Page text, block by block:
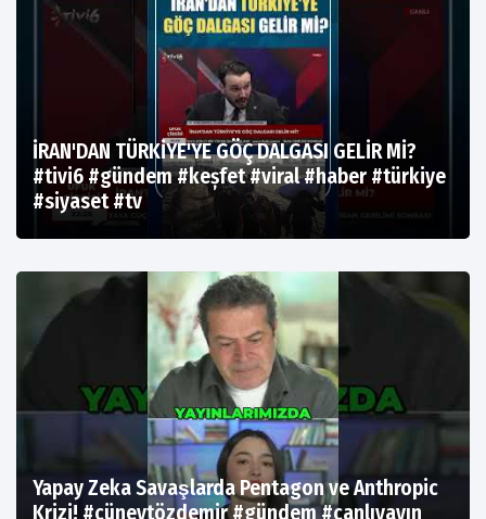
İRAN'DAN TÜRKİYE'YE GÖÇ DALGASI GELİR Mİ?
#tivi6 #gündem #keșfet #viral #haber #türkiye
#siyaset #tv
Yapay Zeka Savaşlarda Pentagon ve Anthropic
Krizi! #cüneytözdemir #gündem #canlıyayın